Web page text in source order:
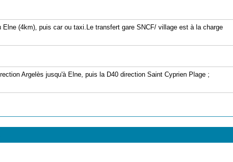
Elne (4km), puis car ou taxi.Le transfert gare SNCF/ village est à la charge
Argelès jusqu'à Elne, puis la D40 direction Saint Cyprien Plage ;